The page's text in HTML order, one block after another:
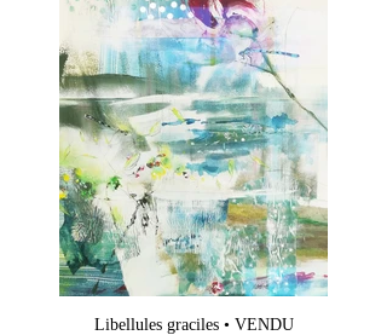
Libellules graciles • VENDU